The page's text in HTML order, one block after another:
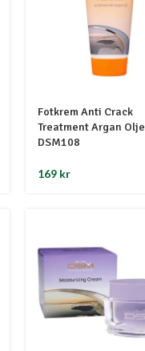
Fotkrem Anti Crack
Treatment Argan Olje
DSM108
169 kr